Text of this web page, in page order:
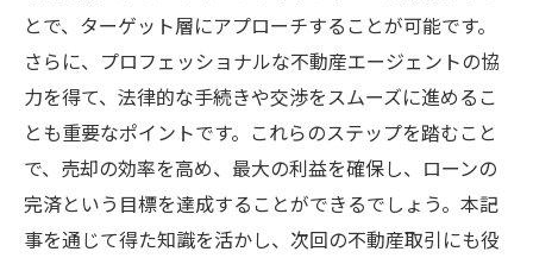
とで、ターゲット層にアプローチすることが可能です。
さらに、プロフェッショナルな不動産エージェントの協
力を得て、法律的な手続きや交渉をスムーズに進めるこ
とも重要なポイントです。これらのステップを踏むこと
で、売却の効率を高め、最大の利益を確保し、ローンの
完済という目標を達成することができるでしょう。本記
事を通じて得た知識を活かし、次回の不動産取引にも役